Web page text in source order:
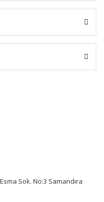
Sok. No:3 Samandıra